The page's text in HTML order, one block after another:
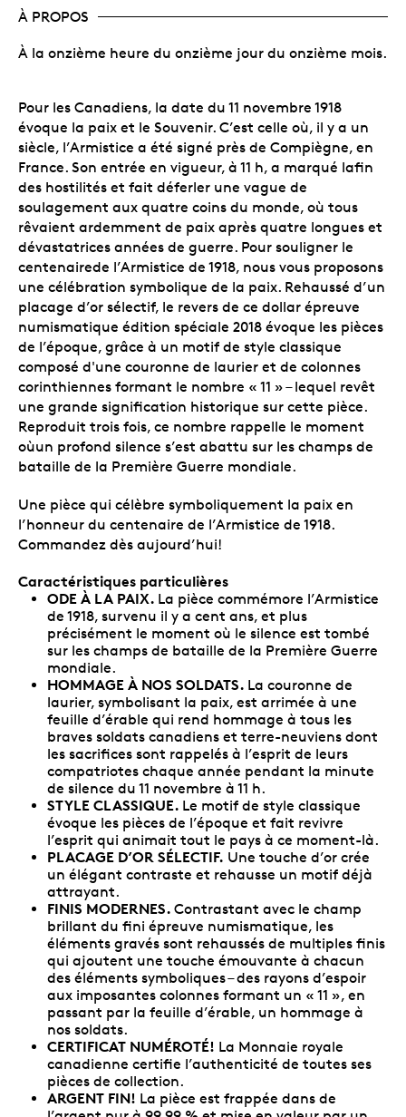
À PROPOS
À la onzième heure du onzième jour du onzième mois.
Pour les Canadiens, la date du 11 novembre 1918
évoque la paix et le Souvenir. C’est celle où, il y a un
siècle, l’Armistice a été signé près de Compiègne, en
France. Son entrée en vigueur, à 11 h, a marqué lafin
des hostilités et fait déferler une vague de
soulagement aux quatre coins du monde, où tous
rêvaient ardemment de paix après quatre longues et
dévastatrices années de guerre. Pour souligner le
centenairede l’Armistice de 1918, nous vous proposons
une célébration symbolique de la paix. Rehaussé d’un
placage d’or sélectif, le revers de ce dollar épreuve
numismatique édition spéciale 2018 évoque les pièces
de l’époque, grâce à un motif de style classique
composé d'une couronne de laurier et de colonnes
corinthiennes formant le nombre « 11 » – lequel revêt
une grande signification historique sur cette pièce.
Reproduit trois fois, ce nombre rappelle le moment
oùun profond silence s’est abattu sur les champs de
bataille de la Première Guerre mondiale.
Une pièce qui célèbre symboliquement la paix en
l’honneur du centenaire de l’Armistice de 1918.
Commandez dès aujourd’hui!
Caractéristiques particulières
ODE À LA PAIX. La pièce commémore l’Armistice
de 1918, survenu il y a cent ans, et plus
précisément le moment où le silence est tombé
sur les champs de bataille de la Première Guerre
mondiale.
HOMMAGE À NOS SOLDATS. La couronne de
laurier, symbolisant la paix, est arrimée à une
feuille d’érable qui rend hommage à tous les
braves soldats canadiens et terre-neuviens dont
les sacrifices sont rappelés à l’esprit de leurs
compatriotes chaque année pendant la minute
de silence du 11 novembre à 11 h.
STYLE CLASSIQUE. Le motif de style classique
évoque les pièces de l’époque et fait revivre
l’esprit qui animait tout le pays à ce moment-là.
PLACAGE D’OR SÉLECTIF. Une touche d’or crée
un élégant contraste et rehausse un motif déjà
attrayant.
FINIS MODERNES. Contrastant avec le champ
brillant du fini épreuve numismatique, les
éléments gravés sont rehaussés de multiples finis
qui ajoutent une touche émouvante à chacun
des éléments symboliques – des rayons d’espoir
aux imposantes colonnes formant un « 11 », en
passant par la feuille d’érable, un hommage à
nos soldats.
CERTIFICAT NUMÉROTÉ! La Monnaie royale
canadienne certifie l’authenticité de toutes ses
pièces de collection.
ARGENT FIN! La pièce est frappée dans de